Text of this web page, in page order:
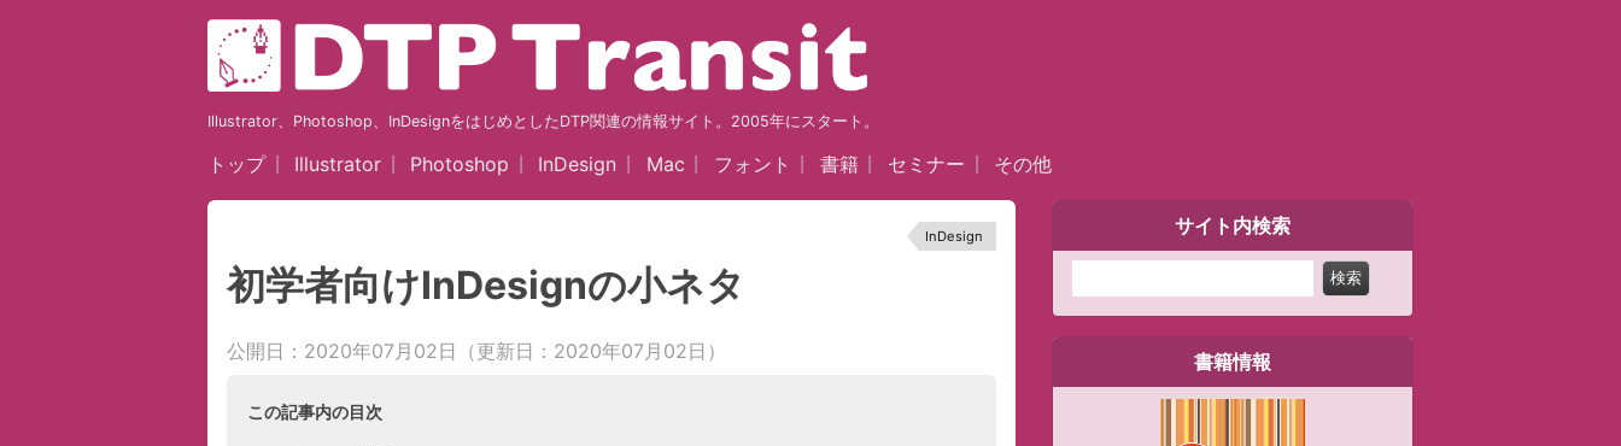
Illustrator、Photoshop、InDesignをはじめとしたDTP関連の情報サイト。2005年にスタート。
トップ Illustrator Photoshop InDesign Mac フォント 書籍 セミナー その他
InDesign
初学者向けInDesignの小ネタ
公開日：2020年07月02日（更新日：2020年07月02日）
この記事内の目次
サイト内検索
検索
書籍情報